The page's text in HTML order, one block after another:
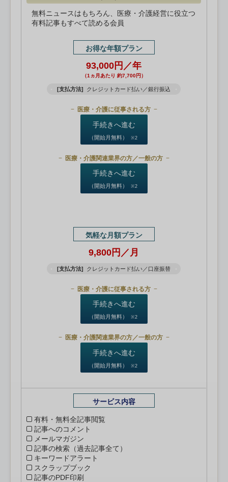
無料ニュースはもちろん、医療・介護経営に役立つ
有料記事もすべて読める会員
お得な年額プラン
93,000円／年
（1ヵ月あたり 約7,700円）
[支払方法] クレジットカード払い／銀行振込
医療・介護に従事される方
手続きへ進む
（開始月無料） ※2
医療・介護関連業界の方／一般の方
手続きへ進む
（開始月無料） ※2
気軽な月額プラン
9,800円／月
[支払方法] クレジットカード払い／口座振替
医療・介護に従事される方
手続きへ進む
（開始月無料） ※2
医療・介護関連業界の方／一般の方
手続きへ進む
（開始月無料） ※2
サービス内容
有料・無料全記事閲覧
記事へのコメント
メールマガジン
記事の検索（過去記事全て）
キーワードアラート
スクラップブック
記事のPDF印刷